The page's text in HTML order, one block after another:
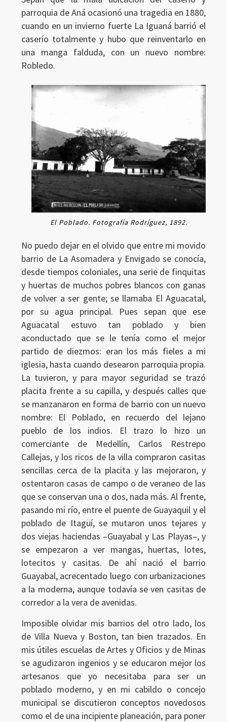
parroquia de Aná ocasionó una tragedia en 1880,
cuando en un invierno fuerte La Iguaná barrió el
caserío totalmente y hubo que reinventarlo en
una manga falduda, con un nuevo nombre:
Robledo.
El Poblado. Fotografía Rodríguez, 1892.
No puedo dejar en el olvido que entre mi movido
barrio de La Asomadera y Envigado se conocía,
desde tiempos coloniales, una serie de finquitas
y huertas de muchos pobres blancos con ganas
de volver a ser gente; se llamaba El Aguacatal,
por su agua principal. Pues sepan que ese
Aguacatal estuvo tan poblado y bien
aconductado que se le tenía como el mejor
partido de diezmos: eran los más fieles a mi
iglesia, hasta cuando desearon parroquia propia.
La tuvieron, y para mayor seguridad se trazó
placita frente a su capilla, y después calles que
se manzanaron en forma de barrio con un nuevo
nombre: El Poblado, en recuerdo del lejano
pueblo de los indios. El trazo lo hizo un
comerciante de Medellín, Carlos Restrepo
Callejas, y los ricos de la villa compraron casitas
sencillas cerca de la placita y las mejoraron, y
ostentaron casas de campo o de veraneo de las
que se conservan una o dos, nada más. Al frente,
pasando mi río, entre el puente de Guayaquil y el
poblado de Itagüí, se mutaron unos tejares y
dos viejas haciendas –Guayabal y Las Playas–, y
se empezaron a ver mangas, huertas, lotes,
lotecitos y casitas. De ahí nació el barrio
Guayabal, acrecentado luego con urbanizaciones
a la moderna, aunque todavía se ven casitas de
corredor a la vera de avenidas.
Imposible olvidar mis barrios del otro lado, los
de Villa Nueva y Boston, tan bien trazados. En
mis útiles escuelas de Artes y Oficios y de Minas
se agudizaron ingenios y se educaron mejor los
artesanos que yo necesitaba para ser un
poblado moderno, y en mi cabildo o concejo
municipal se discutieron conceptos novedosos
como el de una incipiente planeación, para poner